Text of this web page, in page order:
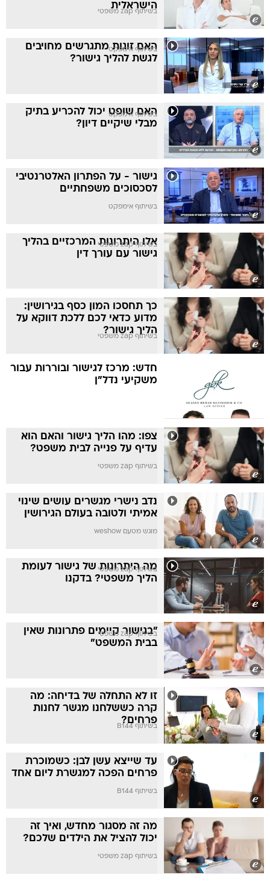
הישראלית
בשיתוף zap משפטי
האם זוגות מתגרשים מחויבים
לגשת להליך גישור?
בשיתוף אימפקט
האם שופט יכול להכריע בתיק
מבלי שיקיים דיון?
בשיתוף אימפקט
גישור - על הפתרון האלטרנטיבי
לסכסוכים משפחתיים
בשיתוף אימפקט
אלו היתרונות המרכזיים בהליך
גישור עם עורך דין
בשיתוף zap משפטי
כך תחסכו המון כסף בגירושין:
מדוע כדאי לכם ללכת דווקא על
הליך גישור?
בשיתוף zap משפטי
חדש: מרכז לגישור ובוררות עבור
משקיעי נדל"ן
צפו: מהו הליך גישור והאם הוא
עדיף על פנייה לבית משפט?
בשיתוף zap משפטי
נדב נישרי מגשרים עושים שינוי
אמיתי ולטובה בעולם הגירושין
מוגש מטעם weshow
מה היתרונות של גישור לעומת
הליך משפטי? בדקנו
בשיתוף zap משפטי
"בגישור קיימים פתרונות שאין
בבית המשפט"
בשיתוף zap משפטי
זו לא התחלה של בדיחה: מה
קרה כששלחנו מגשר לחנות
פרחים?
בשיתוף B144
עד שייצא עשן לבן: כשמוכרת
פרחים הפכה למגשרת ליום אחד
בשיתוף B144
מה זה מסגור מחדש, ואיך זה
יכול להציל את הילדים שלכם?
בשיתוף zap משפטי